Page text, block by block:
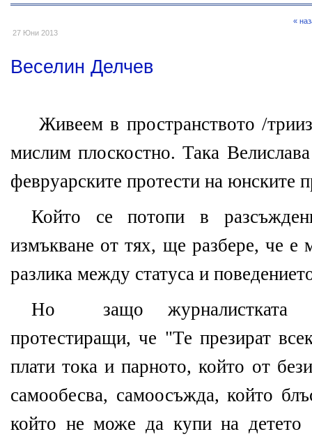
27 Юни 2013
«
Веселин Делчев
Живеем в пространството /
мислим плоскостно. Така
февруарските протести на юнските
Който се потопи в
измъкване от тях, ще разбере, че е
разлика между статуса и
Но защо журналистката
протестиращи, че "Те презират
плати тока и парното, който от
самообесва, самоосъжда, който
който не може да купи на детето